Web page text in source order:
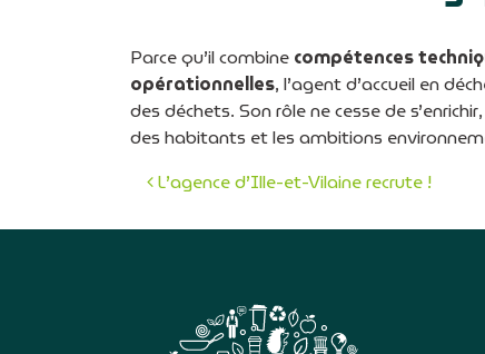
Parce qu’il combine compétences
opérationnelles, l’agent d’accueil en
des déchets. Son rôle ne cesse de
des habitants et les ambitions
Navigation des
L’agence d’Ille-et-Vilaine recrute !